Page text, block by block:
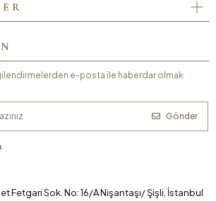
e-posta ile haberdar olmak
Gönder
Fetgari Sok. No: 16/A Nişantaşı/ Şişli, İstanbul